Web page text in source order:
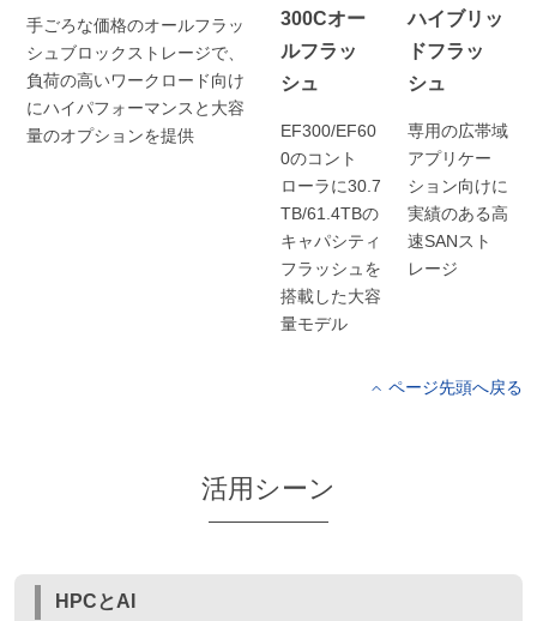
手ごろな価格のオールフラッ
シュブロックストレージで、
負荷の高いワークロード向け
にハイパフォーマンスと大容
量のオプションを提供
300Cオー
ルフラッ
シュ
EF300/EF60
0のコント
ローラに30.7
TB/61.4TBの
キャパシティ
フラッシュを
搭載した大容
量モデル
ハイブリッ
ドフラッ
シュ
専用の広帯域
アプリケー
ション向けに
実績のある高
速SANスト
レージ
ページ先頭へ戻る
活用シーン
HPCとAI